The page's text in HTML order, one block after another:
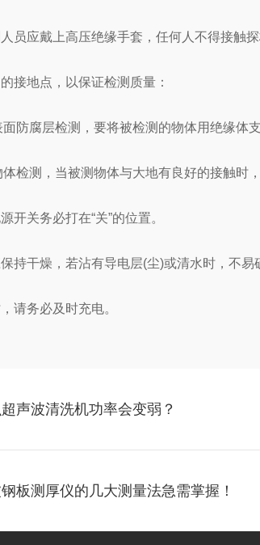
应戴上高压绝缘手套，任何人不得接触探
地点，以保证检测质量：
腐层检测，要将被检测的物体用绝缘体支
测，当被测物体与大地有良好的接触时，
关务必打在“关”的位置。
干燥，若沾有导电层(尘)或清水时，不易
务必及时充电。
声波清洗机功率会变弱？
板测厚仪的几大测量法急需掌握！